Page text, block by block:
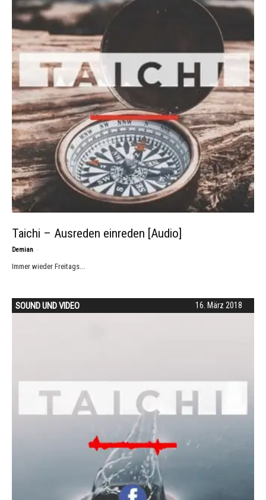
Taichi – Ausreden einreden [Audio]
Demian -
Immer wieder Freitags...
16. März 2018
SOUND UND VIDEO